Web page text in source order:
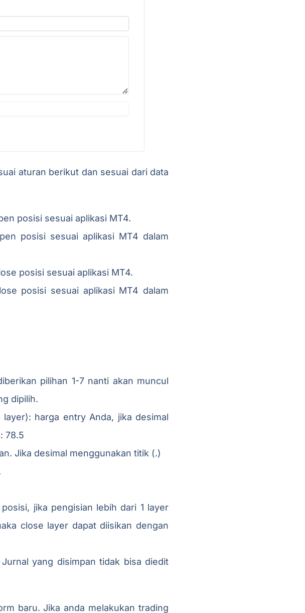
aturan berikut dan sesuai dari data
posisi sesuai aplikasi MT4.
posisi sesuai aplikasi MT4 dalam
posisi sesuai aplikasi MT4.
posisi sesuai aplikasi MT4 dalam
pilihan 1-7 nanti akan muncul
dipilih.
harga entry Anda, jika desimal
78.5
Jika desimal menggunakan titik (.)
jika pengisian lebih dari 1 layer
close layer dapat diisikan dengan
yang disimpan tidak bisa diedit
baru. Jika anda melakukan trading